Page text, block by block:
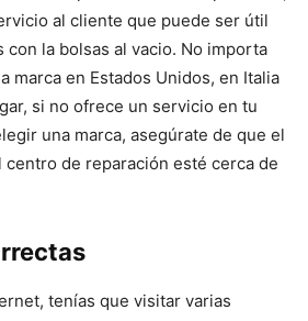
al cliente que puede ser útil
con la bolsas al vacio. No importa
marca en Estados Unidos, en Italia
si no ofrece un servicio en tu
una marca, asegúrate de que el
de reparación esté cerca de
tenías que visitar varias